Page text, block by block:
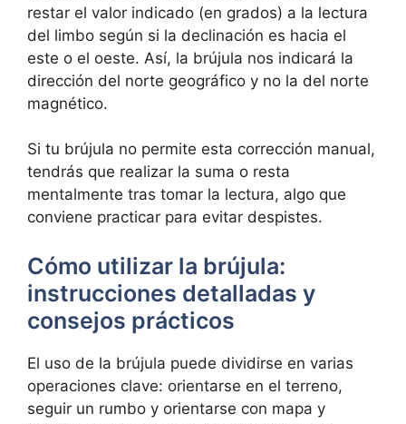
restar el valor indicado (en grados) a la lectura
del limbo según si la declinación es hacia el
este o el oeste. Así, la brújula nos indicará la
dirección del norte geográfico y no la del norte
magnético.
Si tu brújula no permite esta corrección manual,
tendrás que realizar la suma o resta
mentalmente tras tomar la lectura, algo que
conviene practicar para evitar despistes.
Cómo utilizar la brújula:
instrucciones detalladas y
consejos prácticos
El uso de la brújula puede dividirse en varias
operaciones clave: orientarse en el terreno,
seguir un rumbo y orientarse con mapa y